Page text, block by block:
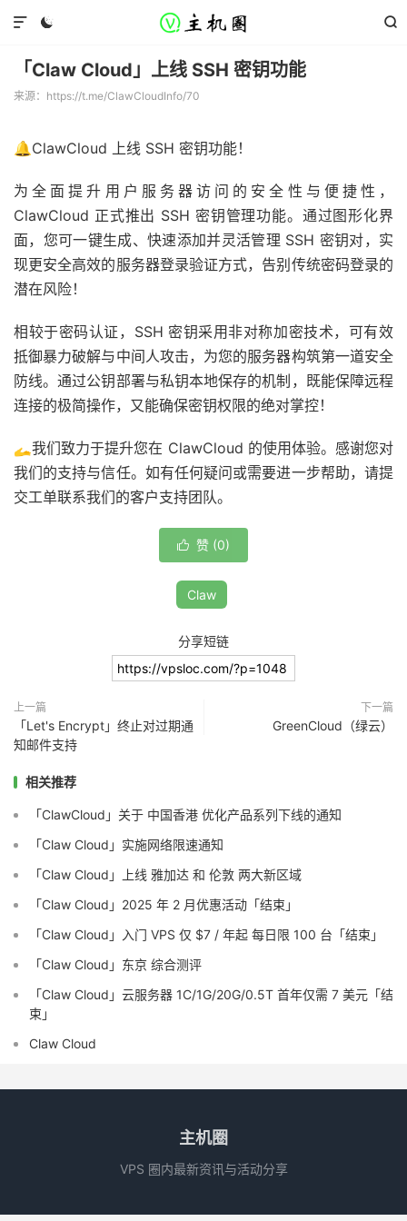



「Claw Cloud」上线 SSH 密钥功能
来源：https://t.me/ClawCloudInfo/70
🔔ClawCloud 上线 SSH 密钥功能！
为全面提升用户服务器访问的安全性与便捷性，
ClawCloud 正式推出 SSH 密钥管理功能。通过图形化界
面，您可一键生成、快速添加并灵活管理 SSH 密钥对，实
现更安全高效的服务器登录验证方式，告别传统密码登录的
潜在风险！
相较于密码认证，SSH 密钥采用非对称加密技术，可有效
抵御暴力破解与中间人攻击，为您的服务器构筑第一道安全
防线。通过公钥部署与私钥本地保存的机制，既能保障远程
连接的极简操作，又能确保密钥权限的绝对掌控！
🫴我们致力于提升您在 ClawCloud 的使用体验。感谢您对
我们的支持与信任。如有任何疑问或需要进一步帮助，请提
交工单联系我们的客户支持团队。
 赞 (0)
Claw
分享短链
上一篇
「Let's Encrypt」终止对过期通
知邮件支持
下一篇
GreenCloud（绿云）
相关推荐
「ClawCloud」关于 中国香港 优化产品系列下线的通知
「Claw Cloud」实施网络限速通知
「Claw Cloud」上线 雅加达 和 伦敦 两大新区域
「Claw Cloud」2025 年 2 月优惠活动「结束」
「Claw Cloud」入门 VPS 仅 $7 / 年起 每日限 100 台「结束」
「Claw Cloud」东京 综合测评
「Claw Cloud」云服务器 1C/1G/20G/0.5T 首年仅需 7 美元「结
束」
Claw Cloud
主机圈
VPS 圈内最新资讯与活动分享